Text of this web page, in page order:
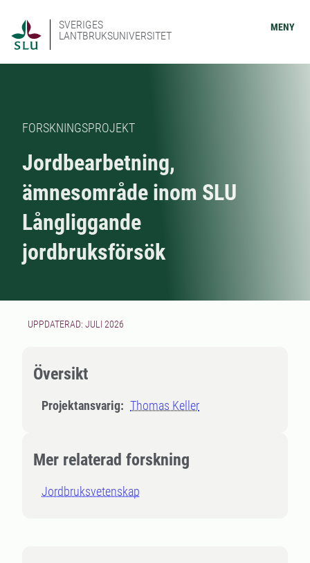
SVERIGES
LANTBRUKSUNIVERSITET
MENY
FORSKNINGSPROJEKT
Jordbearbetning,
ämnesområde inom SLU
Långliggande
jordbruksförsök
UPPDATERAD: JULI 2026
Översikt
Projektansvarig: Thomas Keller
Mer relaterad forskning
Jordbruksvetenskap